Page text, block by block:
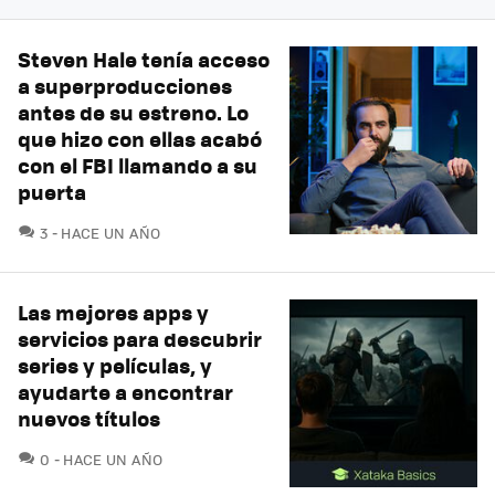
Steven Hale tenía acceso
a superproducciones
antes de su estreno. Lo
que hizo con ellas acabó
con el FBI llamando a su
puerta
3 COMENTARIOS
HACE UN AÑO
Las mejores apps y
servicios para descubrir
series y películas, y
ayudarte a encontrar
nuevos títulos
0 COMENTARIOS
HACE UN AÑO